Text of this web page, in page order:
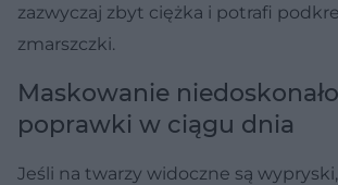
zazwyczaj zbyt ciężka i potrafi
zmarszczki.
Maskowanie
poprawki w ciągu dnia
Jeśli na twarzy widoczne są